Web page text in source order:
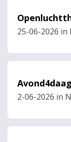
25-06-2026 in
2-06-2026 in